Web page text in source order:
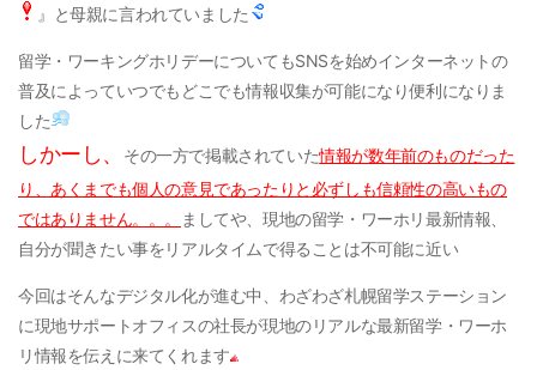
』と母親に言われていました
留学・ワーキングホリデーについてもSNSを始めインターネットの
普及によっていつでもどこでも情報収集が可能になり便利になりま
した
しかーし、 その一方で掲載されていた情報が数年前のものだった
り、あくまでも個人の意見であったりと必ずしも信頼性の高いもの
ではありません。。。
ましてや、現地の留学・ワーホリ最新情報、
自分が聞きたい事をリアルタイムで得ることは不可能に近い
今回はそんなデジタル化が進む中、わざわざ札幌留学ステーション
に現地サポートオフィスの社長が現地のリアルな最新留学・ワーホ
リ情報を伝えに来てくれます